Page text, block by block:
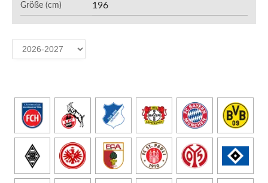
Größe (cm) 196